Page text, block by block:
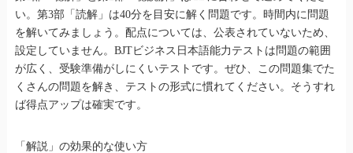
い。第3部「読解」は40分を目安に解く問題です。時間内に問題
を解いてみましょう。配点については、公表されていないため、
設定していません。BJTビジネス日本語能力テストは問題の範囲
が広く、受験準備がしにくいテストです。ぜひ、この問題集でた
くさんの問題を解き、テストの形式に慣れてください。そうすれ
ば得点アップは確実です。
「解説」の効果的な使い方